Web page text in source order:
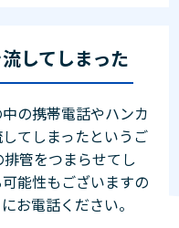
してしまった
の携帯電話やハンカ
てしまったというご
管をつまらせてし
能性もございますの
お電話ください。